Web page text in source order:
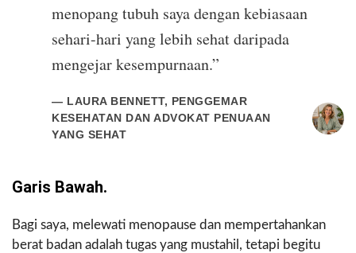
menopang tubuh saya dengan kebiasaan
sehari-hari yang lebih sehat daripada
mengejar kesempurnaan.”
— LAURA BENNETT, PENGGEMAR
KESEHATAN DAN ADVOKAT PENUAAN
YANG SEHAT
Garis Bawah.
Bagi saya, melewati menopause dan mempertahankan
berat badan adalah tugas yang mustahil, tetapi begitu